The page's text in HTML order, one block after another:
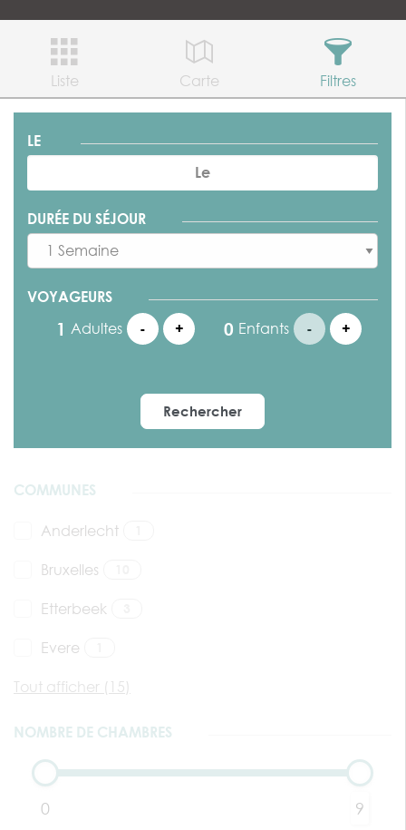
Liste Carte Filtres
LE
DURÉE DU SÉJOUR
VOYAGEURS
Adultes
- + Enfants - +
Rechercher
COMMUNES
Anderlecht
Bruxelles
Etterbeek
Evere
Tout afficher (15)
NOMBRE DE CHAMBRES
0 9